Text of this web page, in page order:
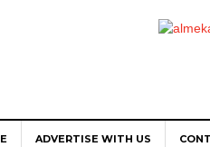
ADVERTISE WITH US